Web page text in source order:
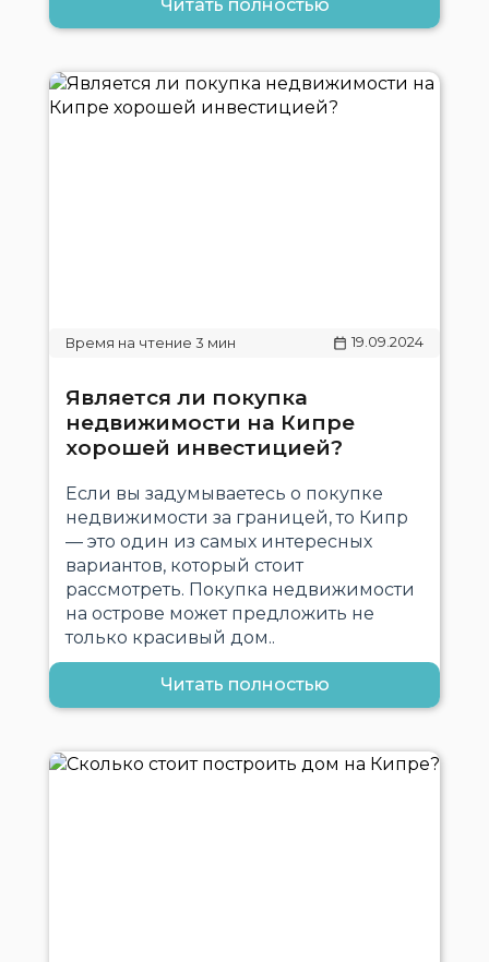
Читать полностью
19.09.2024
Является ли покупка
недвижимости на Кипре
хорошей инвестицией?
Если вы задумываетесь о покупке
недвижимости за границей, то Кипр
— это один из самых интересных
вариантов, который стоит
рассмотреть. Покупка недвижимости
на острове может предложить не
только красивый дом..
Читать полностью